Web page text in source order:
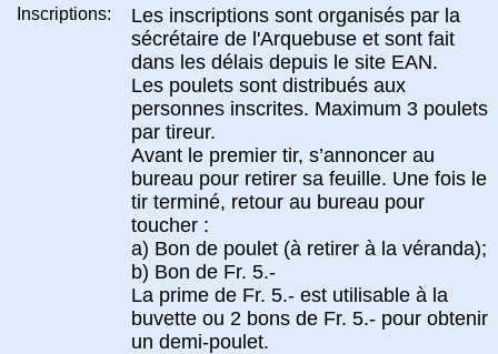
Inscriptions:
Les inscriptions sont organisés par la
sécrétaire de l'Arquebuse et sont fait
dans les délais depuis le site EAN.
Les poulets sont distribués aux
personnes inscrites. Maximum 3 poulets
par tireur.
Avant le premier tir, s’annoncer au
bureau pour retirer sa feuille. Une fois le
tir terminé, retour au bureau pour
toucher :
a) Bon de poulet (à retirer à la véranda);
b) Bon de Fr. 5.-
La prime de Fr. 5.- est utilisable à la
buvette ou 2 bons de Fr. 5.- pour obtenir
un demi-poulet.